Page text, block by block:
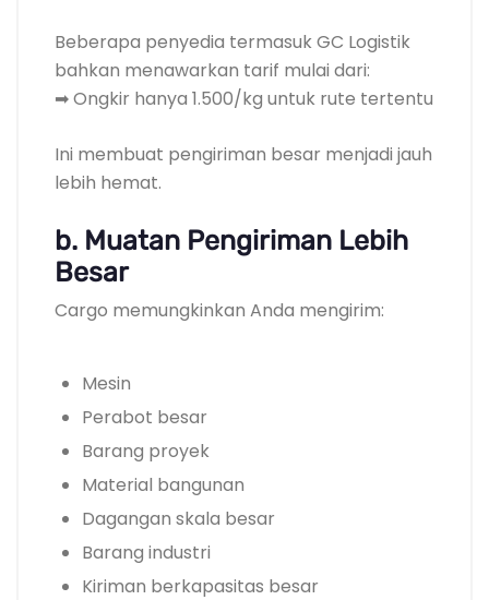
Beberapa penyedia termasuk GC Logistik
bahkan menawarkan tarif mulai dari:
➡ Ongkir hanya 1.500/kg untuk rute tertentu
Ini membuat pengiriman besar menjadi jauh
lebih hemat.
b. Muatan Pengiriman Lebih
Besar
Cargo memungkinkan Anda mengirim:
Mesin
Perabot besar
Barang proyek
Material bangunan
Dagangan skala besar
Barang industri
Kiriman berkapasitas besar